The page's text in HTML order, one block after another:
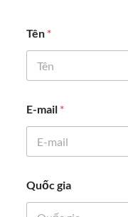
Tên *
i
a
*
E-mail *
Quốc gia